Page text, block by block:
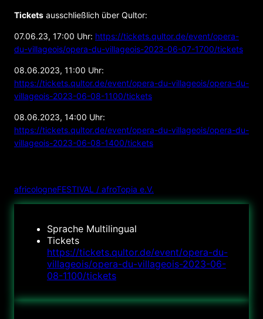
Tickets ausschließlich über Qultor:
07.06.23, 17:00 Uhr: https://tickets.qultor.de/event/opera-
du-villageois/opera-du-villageois-2023-06-07-1700/tickets
08.06.2023, 11:00 Uhr:
https://tickets.qultor.de/event/opera-du-villageois/opera-du-
villageois-2023-06-08-1100/tickets
08.06.2023, 14:00 Uhr:
https://tickets.qultor.de/event/opera-du-villageois/opera-du-
villageois-2023-06-08-1400/tickets
africologneFESTIVAL / afroTopia e.V.
Sprache Multilingual
Tickets
https://tickets.qultor.de/event/opera-du-
villageois/opera-du-villageois-2023-06-
08-1100/tickets